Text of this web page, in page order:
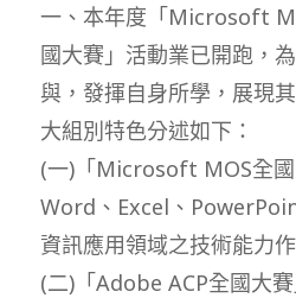
一、本年度「Microsoft
國大賽」活動業已開跑，
與，發揮自身所學，展現
大組別特色分述如下：
(一)「Microsoft MOS全
Word、Excel、
資訊應用領域之技術能力
(二)「Adobe ACP全國大